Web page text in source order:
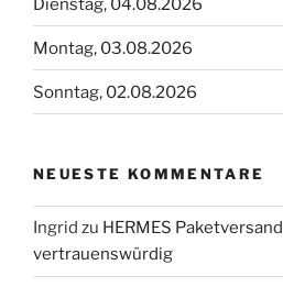
Montag, 03.08.2026
Sonntag, 02.08.2026
NEUESTE KOMMENTARE
Ingrid zu HERMES
vertrauenswürdig